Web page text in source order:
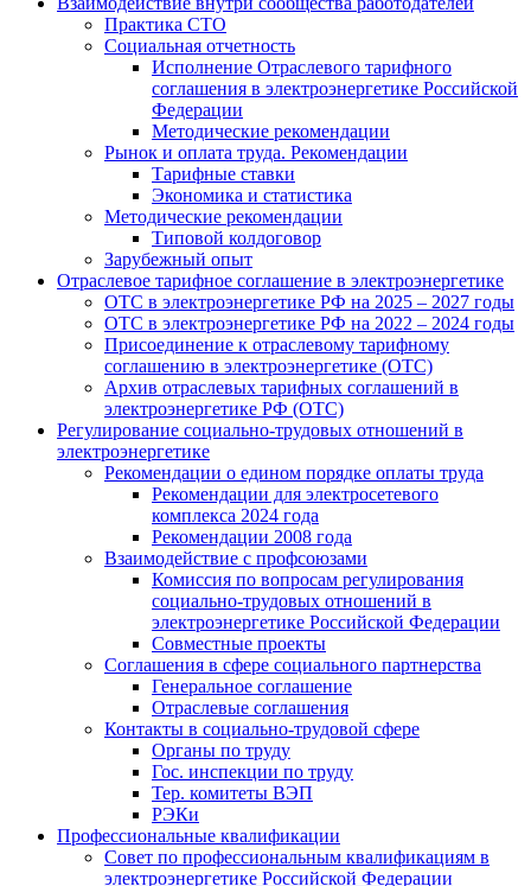
Практика СТО
Социальная отчетность
Исполнение Отраслевого тарифного
соглашения в электроэнергетике Российской
Федерации
Методические рекомендации
Рынок и оплата труда. Рекомендации
Тарифные ставки
Экономика и статистика
Методические рекомендации
Типовой колдоговор
Зарубежный опыт
Отраслевое тарифное соглашение в электроэнергетике
ОТС в электроэнергетике РФ на 2025 – 2027 годы
ОТС в электроэнергетике РФ на 2022 – 2024 годы
Присоединение к отраслевому тарифному
соглашению в электроэнергетике (ОТС)
Архив отраслевых тарифных соглашений в
электроэнергетике РФ (ОТС)
Регулирование социально-трудовых отношений в
электроэнергетике
Рекомендации о едином порядке оплаты труда
Рекомендации для электросетевого
комплекса 2024 года
Рекомендации 2008 года
Взаимодействие с профсоюзами
Комиссия по вопросам регулирования
социально-трудовых отношений в
электроэнергетике Российской Федерации
Совместные проекты
Соглашения в сфере социального партнерства
Генеральное соглашение
Отраслевые соглашения
Контакты в социально-трудовой сфере
Органы по труду
Гос. инспекции по труду
Тер. комитеты ВЭП
РЭКи
Профессиональные квалификации
Совет по профессиональным квалификациям в
электроэнергетике Российской Федерации